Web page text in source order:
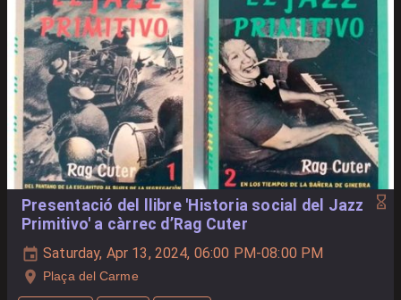
Presentació del llibre 'Historia social del Jazz
Primitivo' a càrrec d’Rag Cuter
Saturday, Apr 13, 2024, 06:00 PM-08:00 PM
Plaça del Carme